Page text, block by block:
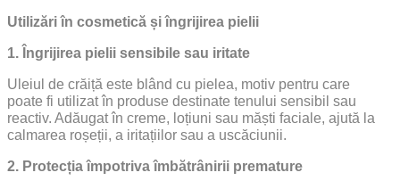
Utilizări în cosmetică și îngrijirea pielii
1. Îngrijirea pielii sensibile sau iritate
Uleiul de crăiță este blând cu pielea, motiv pentru care
poate fi utilizat în produse destinate tenului sensibil sau
reactiv. Adăugat în creme, loțiuni sau măști faciale, ajută la
calmarea roșeții, a iritațiilor sau a uscăciunii.
2. Protecția împotriva îmbătrânirii premature